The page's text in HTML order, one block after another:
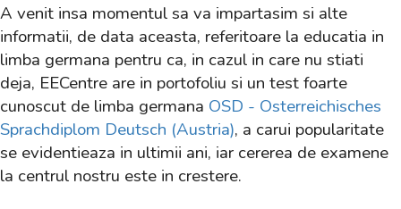
A venit insa momentul sa va impartasim si alte
informatii, de data aceasta, referitoare la educatia in
limba germana pentru ca, in cazul in care nu stiati
deja, EECentre are in portofoliu si un test foarte
cunoscut de limba germana OSD - Osterreichisches
Sprachdiplom Deutsch (Austria), a carui popularitate
se evidentieaza in ultimii ani, iar cererea de examene
la centrul nostru este in crestere.